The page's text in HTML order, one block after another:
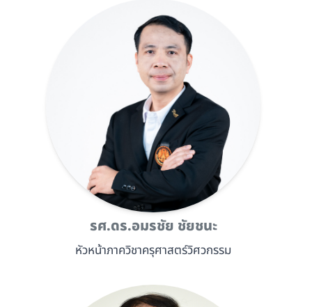
รศ.ดร.อมรชัย ชัยชนะ
หัวหน้าภาควิชาครุศาสตร์วิศวกรรม